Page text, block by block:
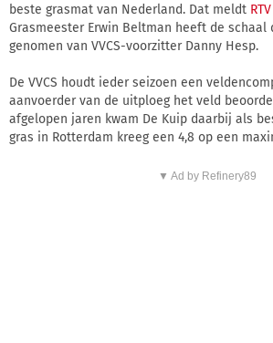
beste grasmat van Nederland. Dat meldt
Grasmeester Erwin Beltman heeft de schaal
genomen van VVCS-voorzitter Danny Hesp.
De VVCS houdt ieder seizoen een
aanvoerder van de uitploeg het veld
afgelopen jaren kwam De Kuip daarbij als
gras in Rotterdam kreeg een 4,8 op een
▼ Ad by Refinery89